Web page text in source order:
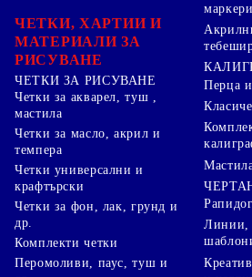
ЧЕТКИ, ХАРТИИ И
МАТЕРИАЛИ ЗА
РИСУВАНЕ
ЧЕТКИ ЗА РИСУВАНЕ
Четки за акварел, туш ,
мастила
Четки за масло, акрил и
темпера
Четки универсални и
крафтърски
Четки за фон, лак, грунд и
др.
Комплекти четки
маркери
Перца
Линии,
Перомоливи, паус, туш и